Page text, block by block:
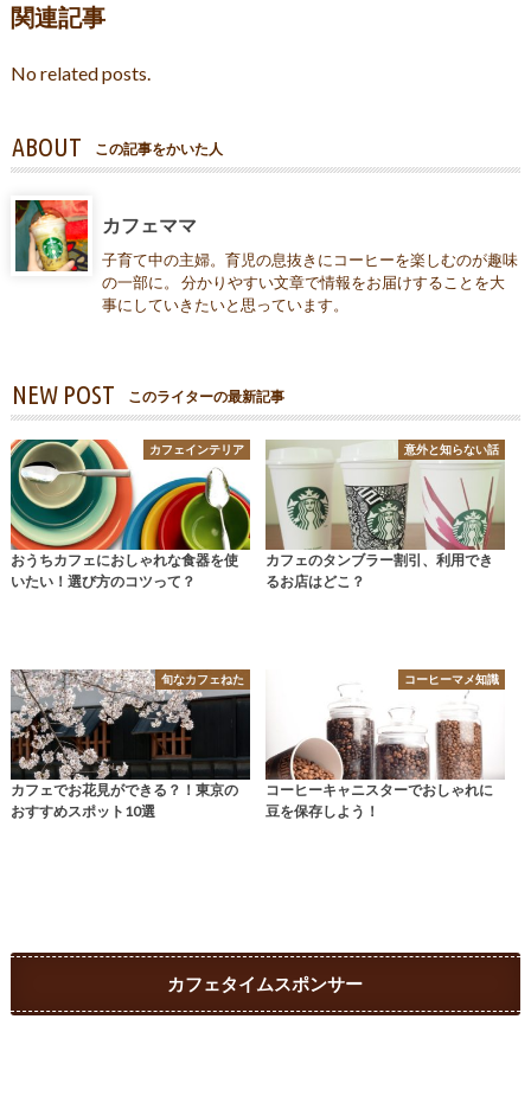
関連記事
No related posts.
ABOUT この記事をかいた人
カフェママ
子育て中の主婦。育児の息抜きにコーヒーを楽しむのが趣味
の一部に。 分かりやすい文章で情報をお届けすることを大
事にしていきたいと思っています。
NEW POST このライターの最新記事
カフェインテリア
おうちカフェにおしゃれな食器を使
いたい！選び方のコツって？
意外と知らない話
カフェのタンブラー割引、利用でき
るお店はどこ？
旬なカフェねた
カフェでお花見ができる？！東京の
おすすめスポット10選
コーヒーマメ知識
コーヒーキャニスターでおしゃれに
豆を保存しよう！
カフェタイムスポンサー